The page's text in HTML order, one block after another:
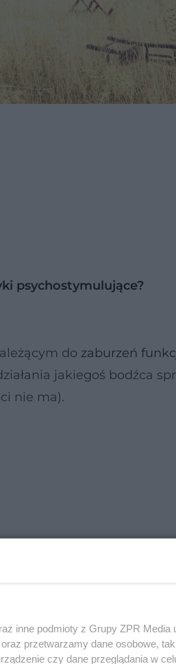
psychostymulujące?
do zaburzeń
jakiegoś bodźca
nie ma).
– nie jest możliwe
inne podmioty z Grupy ZPR Media
przetwarzamy dane osobowe,
czy dane przeglądania w